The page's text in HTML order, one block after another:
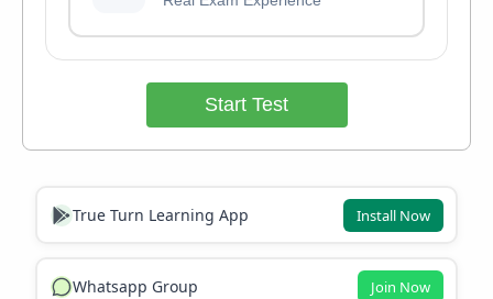
Start Test
True Turn Learning App Install Now
Whatsapp Group Join Now